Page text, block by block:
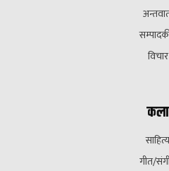
विचार
कला
साहित्य
गीत/